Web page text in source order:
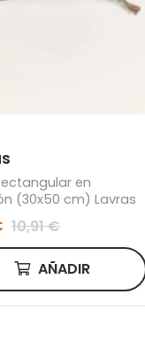
en
(30x50 cm) Lavras
10,91 €
AÑADIR